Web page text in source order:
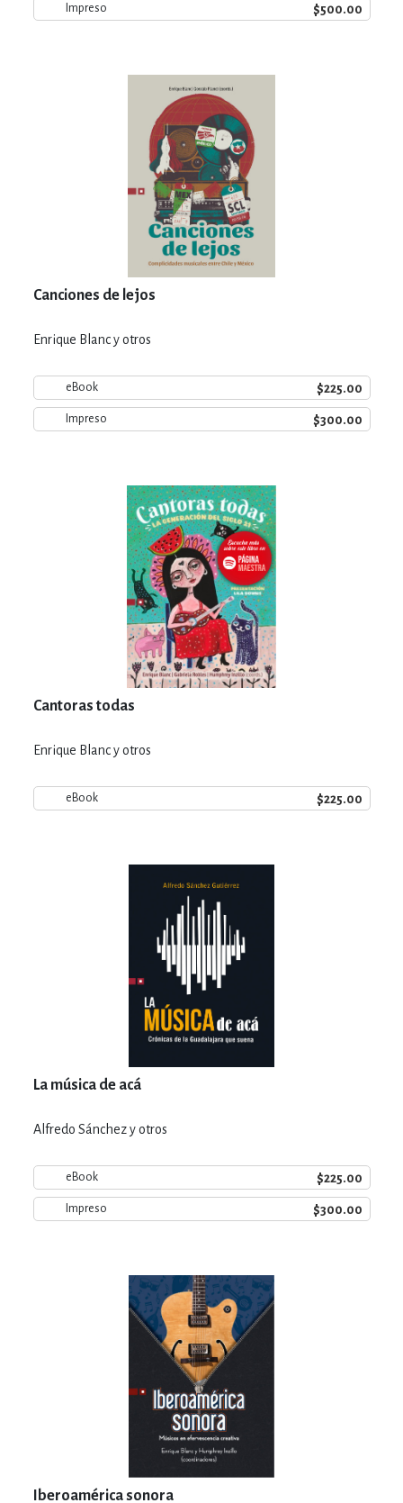
Impreso $500.00
Canciones de lejos
Enrique Blanc y otros
eBook $225.00
Impreso $300.00
Cantoras todas
Enrique Blanc y otros
eBook $225.00
La música de acá
Alfredo Sánchez y otros
eBook $225.00
Impreso $300.00
Iberoamérica sonora